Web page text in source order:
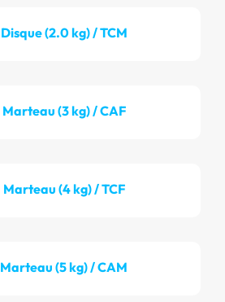
Disque (2.0 kg) / TCM
Marteau (3 kg) / CAF
Marteau (4 kg) / TCF
Marteau (5 kg) / CAM